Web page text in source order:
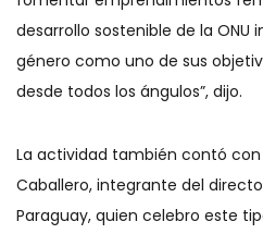
desarrollo sostenible de la ONU
género como uno de sus
desde todos los ángulos”, dijo.
La actividad también contó
Caballero, integrante del
Paraguay, quien celebro este